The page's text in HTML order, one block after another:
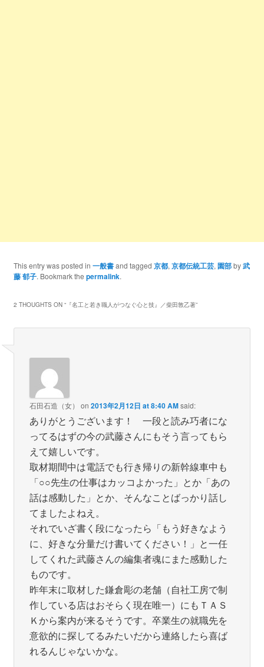
This entry was posted in 一般書and tagged 京都, 京都伝統工芸, 園部by武
藤 郁子. Bookmark the permalink.
2 THOUGHTS ON “『名工と若き職人がつなぐ心と技』／柴田敦乙著”
石田石造（女） on 2013年2月12日 at 8:40 AM said:
ありがとうございます！ 一段と読み巧者にな
ってるはずの今の武藤さんにもそう言ってもら
えて嬉しいです。
取材期間中は電話でも行き帰りの新幹線車中も
「○○先生の仕事はカッコよかった」とか「あの
話は感動した」とか、そんなことばっかり話し
てましたよねえ。
それでいざ書く段になったら「もう好きなよう
に、好きな分量だけ書いてください！」と一任
してくれた武藤さんの編集者魂にまた感動した
ものです。
昨年末に取材した鎌倉彫の老舗（自社工房で制
作している店はおそらく現在唯一）にもＴＡＳ
Ｋから案内が来るそうです。卒業生の就職先を
意欲的に探してるみたいだから連絡したら喜ば
れるんじゃないかな。